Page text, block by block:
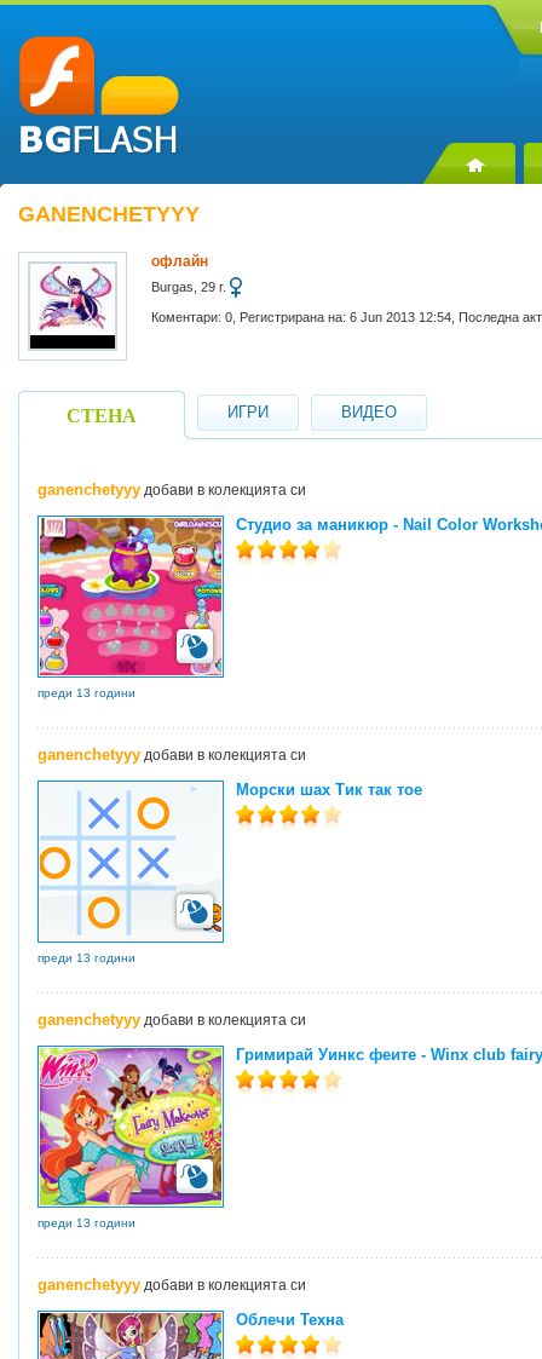
GANENCHETYYY
офлайн
Burgas, 29 г.
Коментари: 0, Регистрирана на: 6 Jun 2013 12:54, Последна
СТЕНА ИГРИ ВИДЕО
ganenchetyyy добави в колекцията си
Студио за маникюр - Nail Color
преди 13 години
ganenchetyyy добави в колекцията си
Морски шах Тик так тое
преди 13 години
ganenchetyyy добави в колекцията си
Гримирай Уинкс феите - Winx club
преди 13 години
ganenchetyyy добави в колекцията си
Облечи Техна